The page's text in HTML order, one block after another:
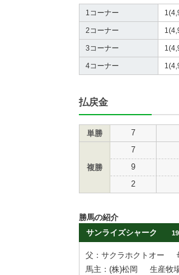
1コーナー
2コーナー
3コーナー
4コーナー
払戻金
単勝 7
複勝
7
9
2
勝馬の紹介
サンライズシャーク
父：サクラホクトオー
馬主：(株)松岡
生産牧